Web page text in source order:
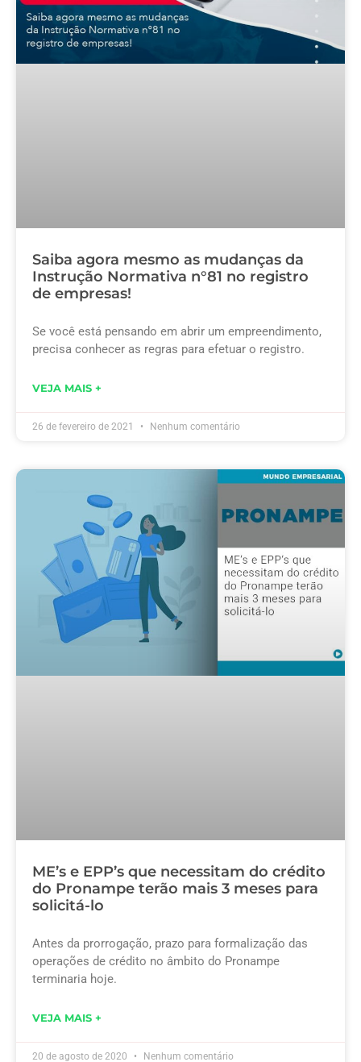
Saiba agora mesmo as mudanças da
Instrução Normativa n°81 no registro
de empresas!
Se você está pensando em abrir um empreendimento,
precisa conhecer as regras para efetuar o registro.
VEJA MAIS +
26 de fevereiro de 2021 Nenhum comentário
ME’s e EPP’s que necessitam do crédito
do Pronampe terão mais 3 meses para
solicitá-lo
Antes da prorrogação, prazo para formalização das
operações de crédito no âmbito do Pronampe
terminaria hoje.
VEJA MAIS +
20 de agosto de 2020 Nenhum comentário